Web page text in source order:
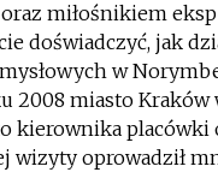
miłośnikiem
doświadczyć, jak
w
2008 miasto
kierownika placówki
wizyty oprowadził